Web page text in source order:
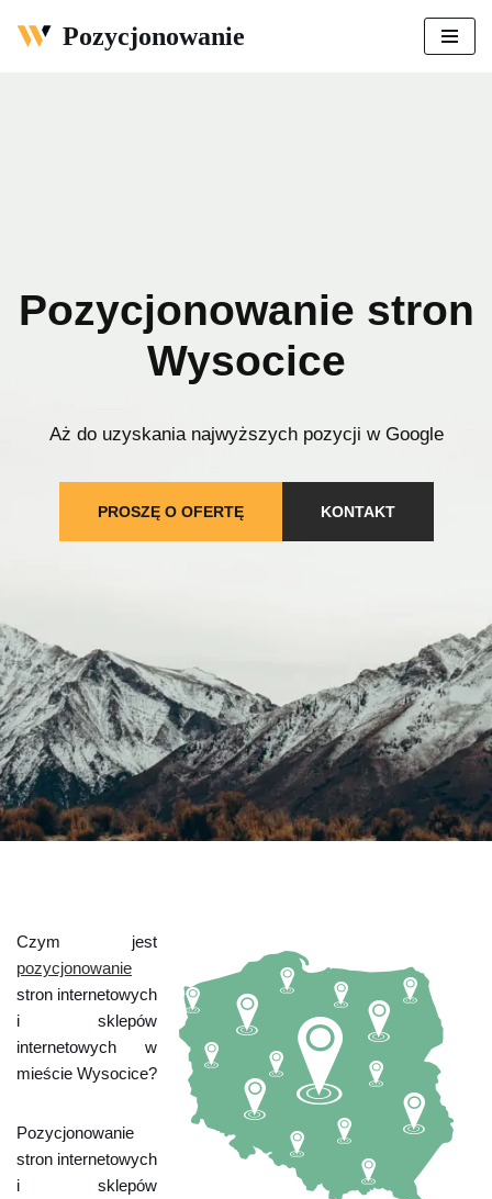
Pozycjonowanie
Pozycjonowanie stron
Wysocice
Aż do uzyskania najwyższych pozycji w Google
PROSZĘ O OFERTĘ KONTAKT
Czym jest
pozycjonowanie
stron internetowych
i sklepów
internetowych w
mieście Wysocice?
Pozycjonowanie
stron internetowych
i sklepów